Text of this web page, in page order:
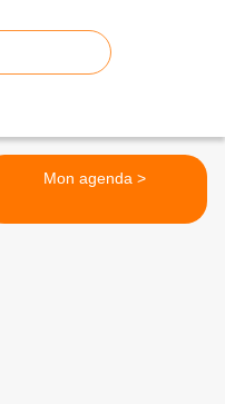
Mon agenda >